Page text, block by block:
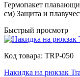
Гермопакет
см) Защита и
Быстрый просмотр
Код товара: TRP-050
Накидка на рюкзак